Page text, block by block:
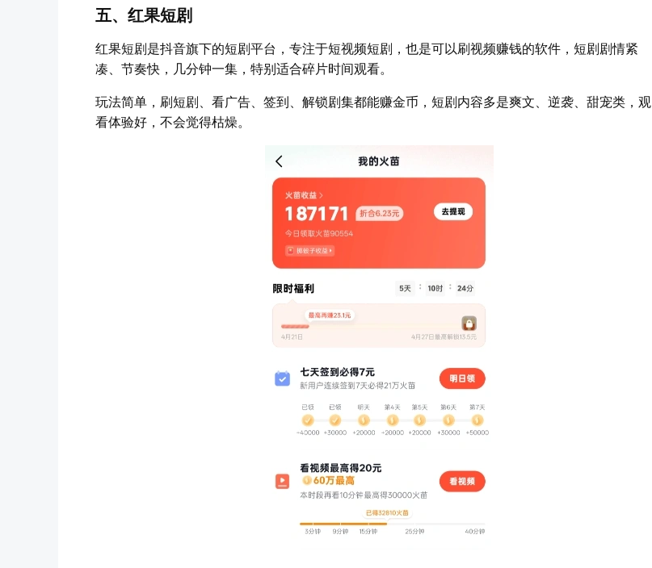
五、红果短剧
红果短剧是抖音旗下的短剧平台，专注于短视频短剧，也是可以刷视频赚钱的软件，短剧剧情紧
凑、节奏快，几分钟一集，特别适合碎片时间观看。
玩法简单，刷短剧、看广告、签到、解锁剧集都能赚金币，短剧内容多是爽文、逆袭、甜宠类，观
看体验好，不会觉得枯燥。